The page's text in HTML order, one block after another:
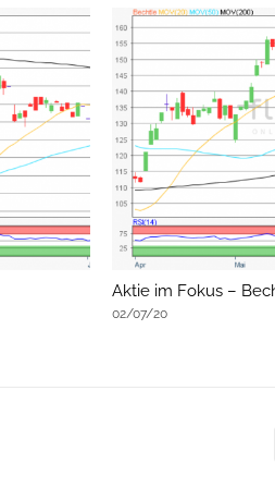
Aktie im Fokus –
02/07/20